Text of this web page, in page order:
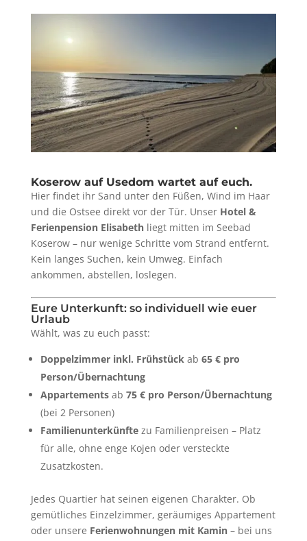
Koserow auf Usedom wartet auf euch.
Hier findet ihr Sand unter den Füßen, Wind im Haar
und die Ostsee direkt vor der Tür. Unser Hotel &
Ferienpension Elisabethliegt mitten im Seebad
Koserow – nur wenige Schritte vom Strand entfernt.
Kein langes Suchen, kein Umweg. Einfach
ankommen, abstellen, loslegen.
Eure Unterkunft: so individuell wie euer
Urlaub
Wählt, was zu euch passt:
Doppelzimmer inkl. Frühstück ab 65 € pro
Person/Übernachtung
Appartementsab 75 € pro Person/Übernachtung
(bei 2 Personen)
Familienunterkünftezu Familienpreisen – Platz
für alle, ohne enge Kojen oder versteckte
Zusatzkosten.
Jedes Quartier hat seinen eigenen Charakter. Ob
gemütliches Einzelzimmer, geräumiges Appartement
oder unsere Ferienwohnungen mit Kamin– bei uns